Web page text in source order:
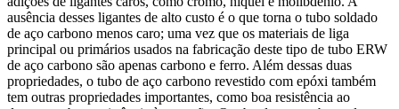
ausência desses ligantes de alto custo é o que torna o tubo soldado
de aço carbono menos caro; uma vez que os materiais de liga
principal ou primários usados na fabricação deste tipo de tubo ERW
de aço carbono são apenas carbono e ferro. Além dessas duas
propriedades, o tubo de aço carbono revestido com epóxi também
tem outras propriedades importantes, como boa resistência ao